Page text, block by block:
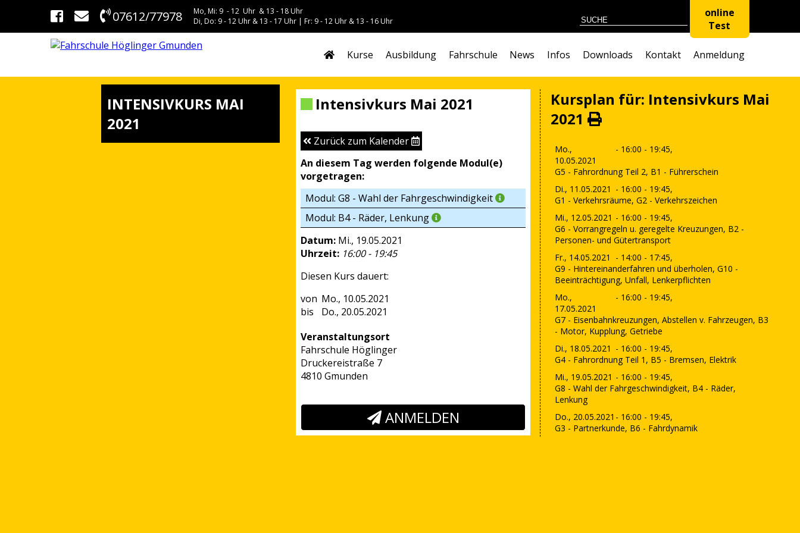
07612/77978
Mo, Mi: 9 - 12 Uhr & 13 - 18 Uhr
Di, Do: 9 - 12 Uhr & 13 - 17 Uhr | Fr: 9 - 12 Uhr & 13 - 16 Uhr
online
Test
Kurse Ausbildung Fahrschule News Infos Downloads Kontakt Anmeldung
INTENSIVKURS MAI
2021
Intensivkurs Mai 2021
Zurück zum Kalender
An diesem Tag werden folgende Modul(e)
vorgetragen:
Modul: G8 - Wahl der Fahrgeschwindigkeit
Modul: B4 - Räder, Lenkung
Datum: Mi., 19.05.2021
Uhrzeit: 16:00 - 19:45
Diesen Kurs dauert:
Mo., 10.05.2021
Do., 20.05.2021
Veranstaltungsort
Fahrschule Höglinger
Druckereistraße 7
4810 Gmunden
ANMELDEN
Kursplan für: Intensivkurs Mai
2021
Mo.,
10.05.2021
- 16:00 - 19:45,
G5 - Fahrordnung Teil 2, B1 - Führerschein
Di., 11.05.2021 - 16:00 - 19:45,
G1 - Verkehrsräume, G2 - Verkehrszeichen
Mi., 12.05.2021 - 16:00 - 19:45,
G6 - Vorrangregeln u. geregelte Kreuzungen, B2 -
Personen- und Gütertransport
Fr., 14.05.2021
- 14:00 - 17:45,
G9 - Hintereinanderfahren und überholen, G10 -
Beeinträchtigung, Unfall, Lenkerpflichten
Mo.,
17.05.2021
- 16:00 - 19:45,
G7 - Eisenbahnkreuzungen, Abstellen v. Fahrzeugen, B3
- Motor, Kupplung, Getriebe
Di., 18.05.2021 - 16:00 - 19:45,
G4 - Fahrordnung Teil 1, B5 - Bremsen, Elektrik
Mi., 19.05.2021 - 16:00 - 19:45,
G8 - Wahl der Fahrgeschwindigkeit, B4 - Räder,
Lenkung
Do., 20.05.2021 - 16:00 - 19:45,
G3 - Partnerkunde, B6 - Fahrdynamik